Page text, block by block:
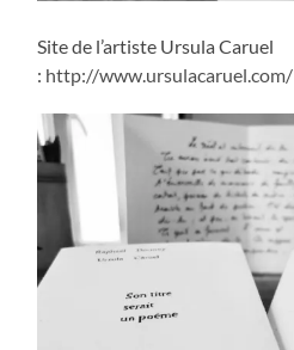
Site de l’artiste Ursula Caruel
: http://www.ursulacaruel.com/